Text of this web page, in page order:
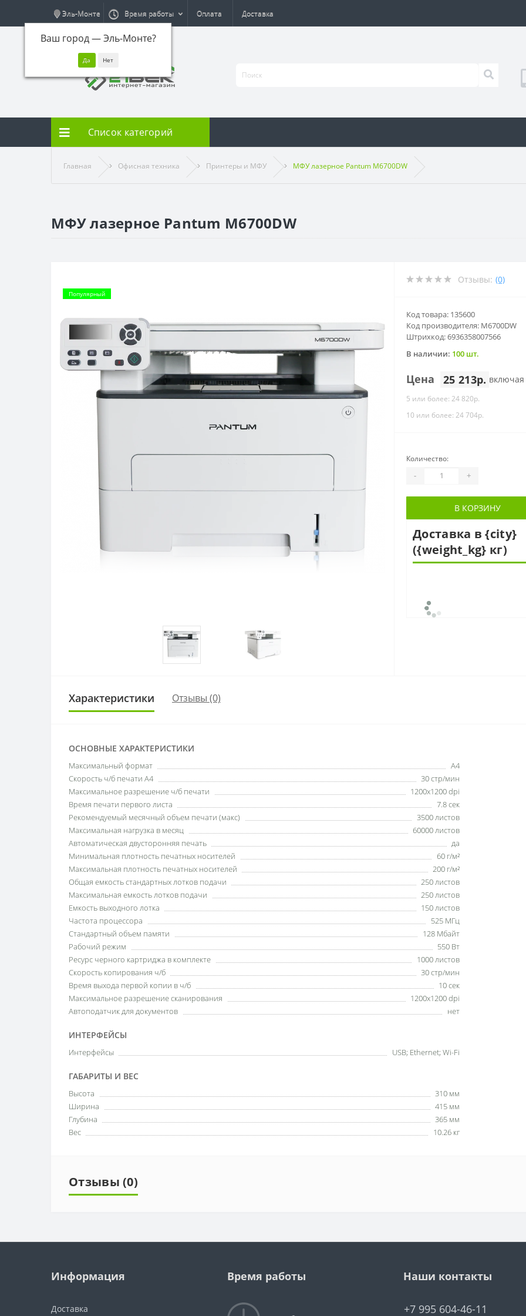
Эль-Монте
Ваш город —Эль-Монте?
Время работы Оплата Доставка
Список категорий
Главная Офисная техника Принтеры и МФУ МФУ лазерное Pantum M6700DW
МФУ лазерное Pantum M6700DW
Популярный
Отзывы: (0)
Код товара: 135600
Код производителя: M6700DW
Штрихкод: 6936358007566
В наличии: 100 шт.
Цена 25 213р.
5 или более: 24 820р.
10 или более: 24 704р.
Количество:
- +
В КОРЗИНУ
Доставка в {city}
({weight_kg} кг)
Характеристики Отзывы (0)
ОСНОВНЫЕ ХАРАКТЕРИСТИКИ
Максимальный формат
A4
Скорость ч/б печати A4
30 стр/мин
Максимальное разрешение ч/б печати
1200x1200 dpi
Время печати первого листа
7.8 сек
Рекомендуемый месячный объем печати (макс)
3500 листов
Максимальная нагрузка в месяц
60000 листов
Автоматическая двусторонняя печать
да
Минимальная плотность печатных носителей
60 г/м²
Максимальная плотность печатных носителей
200 г/м²
Общая емкость стандартных лотков подачи
250 листов
Максимальная емкость лотков подачи
250 листов
Емкость выходного лотка
150 листов
Частота процессора
525 МГц
Стандартный объем памяти
128 Мбайт
Рабочий режим
550 Вт
Ресурс черного картриджа в комплекте
1000 листов
Скорость копирования ч/б
30 стр/мин
Время выхода первой копии в ч/б
10 сек
Максимальное разрешение сканирования
1200x1200 dpi
Автоподатчик для документов
нет
ИНТЕРФЕЙСЫ
Интерфейсы USB; Ethernet; Wi-Fi
ГАБАРИТЫ И ВЕС
Высота
310 мм
Ширина
415 мм
Глубина
365 мм
Вес
10.26 кг
Отзывы (0)
Информация
Доставка
Время работы Наши контакты
+7 995 604-46-11